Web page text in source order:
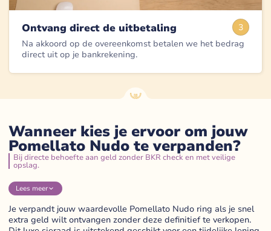
3
Ontvang direct de uitbetaling
Na akkoord op de overeenkomst betalen we het bedrag
direct uit op je bankrekening.
Wanneer kies je ervoor om jouw
Pomellato Nudo te verpanden?
Bij directe behoefte aan geld zonder BKR check en met veilige
opslag.
Lees meer
Je verpandt jouw waardevolle Pomellato Nudo ring als je snel
extra geld wilt ontvangen zonder deze definitief te verkopen.